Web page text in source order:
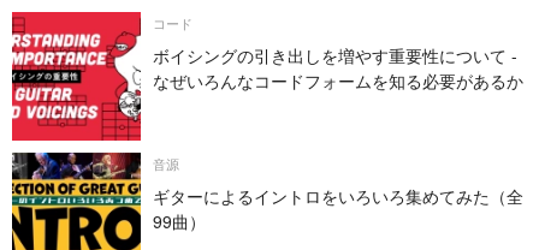
コード
ボイシングの引き出しを増やす重要性について -
なぜいろんなコードフォームを知る必要があるか
音源
ギターによるイントロをいろいろ集めてみた（全
99曲）